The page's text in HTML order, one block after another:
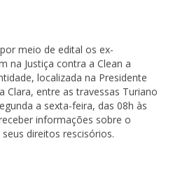
meio de edital os ex-
na Justiça contra a Clean a
localizada na Presidente
Clara, entre as travessas Turiano
a sexta-feira, das 08h às
informações sobre o
direitos rescisórios.